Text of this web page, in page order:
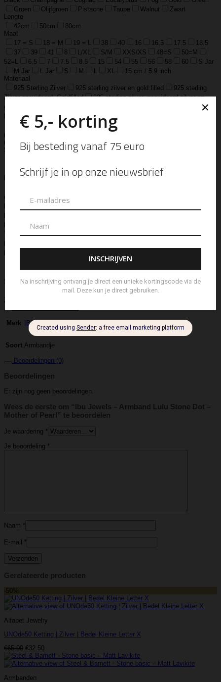
Groen
Olijfgroen Pistache Taupe Walnut
Zwart
Lengte
42cm
50cm
80cm
Maat
17 = S
18 = M 19 = L 38 40 16 16.5 17.5
18.5
37
39 41 8 L/XL S/M XXS/XS 48=S
50=M
52=L
6.5 7 7.5 8.5 15 54 55 56 58 60
S Jar
M Jar
L Jar S M L XL
15 cm / 5.9 inch
Materiaal
925 Sterling Zilver
925 sterling zilver en gold filled
925 sterling
Zilver geoxideerd, Goldfilled
925 sterling zilver, geoxideerd zilver en
goldfilled
Ox Soft
Leather
Real Leather Runder Leer
Acetaat
Buffelhoorn Edelstaal
(30 micron)
(15 micron)
Soort
Avondtasje
Bandana Beanie Bedel Belt
Bowlingtas
Brillen Etui Broche Bumbag Business Bag
de Parfum
Enkelbandje
Home-Spray
Tasje
Mills Mini Bag Muts
Navulling ‘Catalytic’ Geurbrander
schoudertas
Set Lont-trimmer en Kaarsendover
Shopper
Sjaal Sleuteletui Sleutelhanger
Special Edition
Stolp
Strap Tas Telefoontasje Textiel & Roomspray
Toilettas
Travel Trigger Weekendtas
Wierookstokjes
Zeep
Merk IBU Jewels
Soort Armbandje
Beoordelingen (0)
Beoordelingen
Er zijn nog geen beoordelingen.
Wees de eerste om “Ibu Jewels – Armband Lulu Stone Dot –
Mother of Pearl” te beoordelen
Je waardering *
Je beoordeling *
Naam *
E-mail *
Gerelateerde producten
-50%
Alfabet Jewelry
UNOde50 Ketting | Zilver | Bedel Kleine Letter X
€65.00 Oorspronkelijke
prijs
was:
€32.50Huidige
prijs
is:
Armbanden